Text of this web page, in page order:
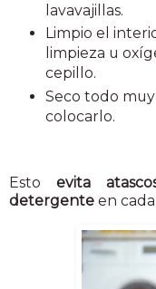
lavavajillas.
Limpio el
limpieza u
cepillo.
Seco todo
colocarlo.
Estoevita
detergente en